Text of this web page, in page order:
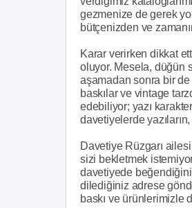
gezmenize de gerek
bütçenizden ve
Karar verirken dikkat
oluyor. Mesela, düğün
aşamadan sonra bir
baskılar ve vintage
edebiliyor; yazı
davetiyelerde
Davetiye Rüzgarı
sizi bekletmek
davetiyede
dilediğiniz adrese
baskı ve ürünlerimizle